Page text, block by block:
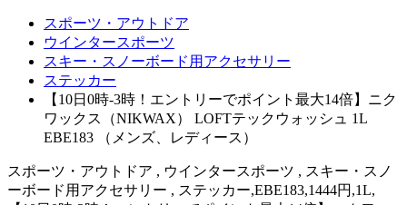
スポーツ・アウトドア
ウインタースポーツ
スキー・スノーボード用アクセサリー
ステッカー
【10日0時-3時！エントリーでポイント最大14倍】ニク
ワックス（NIKWAX） LOFTテックウォッシュ 1L
EBE183 （メンズ、レディース）
スポーツ・アウトドア , ウインタースポーツ , スキー・スノ
ーボード用アクセサリー , ステッカー,EBE183,1444円,1L,